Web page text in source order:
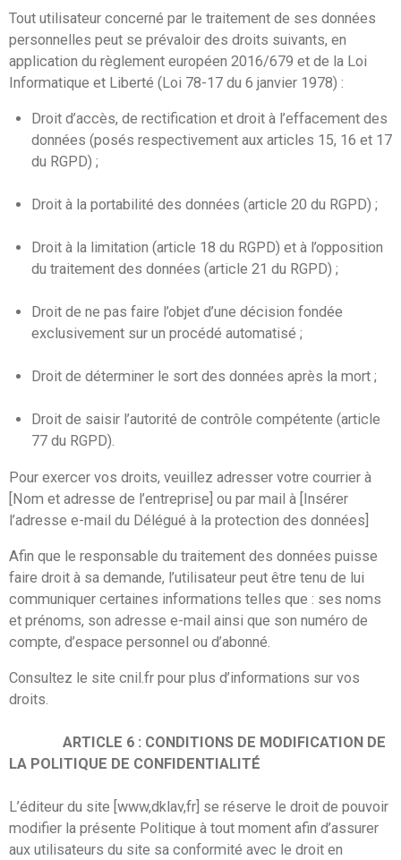
Tout utilisateur concerné par le traitement de ses données
personnelles peut se prévaloir des droits suivants, en
application du règlement européen 2016/679 et de la Loi
Informatique et Liberté (Loi 78-17 du 6 janvier 1978) :
Droit d’accès, de rectification et droit à l’effacement des
données (posés respectivement aux articles 15, 16 et 17
du RGPD) ;
Droit à la portabilité des données (article 20 du RGPD) ;
Droit à la limitation (article 18 du RGPD) et à l’opposition
du traitement des données (article 21 du RGPD) ;
Droit de ne pas faire l’objet d’une décision fondée
exclusivement sur un procédé automatisé ;
Droit de déterminer le sort des données après la mort ;
Droit de saisir l’autorité de contrôle compétente (article
77 du RGPD).
Pour exercer vos droits, veuillez adresser votre courrier à
[Nom et adresse de l’entreprise] ou par mail à [Insérer
l’adresse e-mail du Délégué à la protection des données]
Afin que le responsable du traitement des données puisse
faire droit à sa demande, l’utilisateur peut être tenu de lui
communiquer certaines informations telles que : ses noms
et prénoms, son adresse e-mail ainsi que son numéro de
compte, d’espace personnel ou d’abonné.
Consultez le site cnil.fr pour plus d’informations sur vos
droits.
ARTICLE 6 : CONDITIONS DE MODIFICATION DE
LA POLITIQUE DE CONFIDENTIALITÉ
L’éditeur du site [www,dklav,fr] se réserve le droit de pouvoir
modifier la présente Politique à tout moment afin d’assurer
aux utilisateurs du site sa conformité avec le droit en